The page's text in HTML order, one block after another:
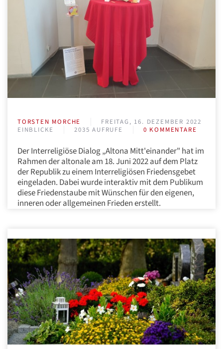
TORSTEN MORCHE
FREITAG, 16. DEZEMBER 2022
EINBLICKE
2035 AUFRUFE 0 KOMMENTARE
Der Interreligiöse Dialog „Altona Mitt'einander" hat im
Rahmen der altonale am 18. Juni 2022 auf dem Platz
der Republik zu einem Inter­religiösen Friedensgebet
eingeladen. Dabei wurde interaktiv mit dem Publikum
diese Friedenstaube mit Wünschen für den eigenen,
inneren oder allgemeinen Frieden erstellt.